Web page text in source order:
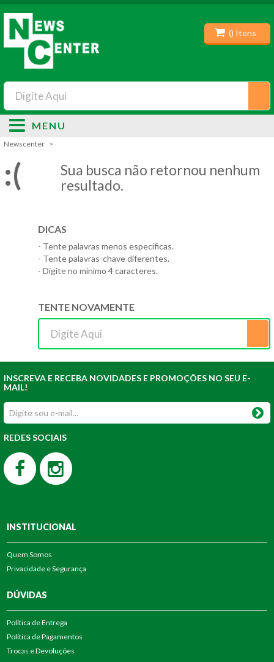
() Itens
MENU
Newscenter
:(
Sua busca não retornou nenhum
resultado.
DICAS
- Tente palavras menos específicas.
- Tente palavras-chave diferentes.
- Digite no mínimo 4 caracteres.
TENTE NOVAMENTE
INSCREVA E RECEBA NOVIDADES E PROMOÇÕES NO SEU E-
MAIL!
REDES SOCIAIS
INSTITUCIONAL
Quem Somos
Privacidade e Segurança
DÚVIDAS
Política de Entrega
Política de Pagamentos
Trocas e Devoluções